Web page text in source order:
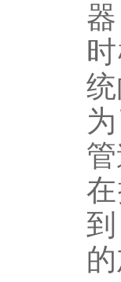
时
到